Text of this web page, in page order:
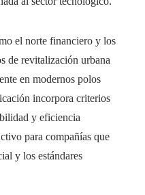
el norte financiero y los
de revitalización urbana
en modernos polos
incorpora criterios
y eficiencia
para compañías que
y los estándares